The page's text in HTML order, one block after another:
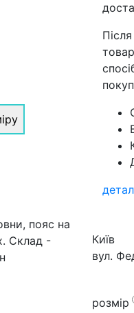
пояс на
Склад -
Київ
вул.
розмір